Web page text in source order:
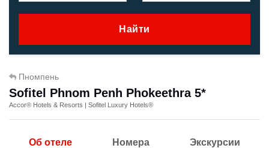
Найти
Пномпень
Sofitel Phnom Penh Phokeethra 5*
Accor® Hotels & Resorts | Sofitel Luxury Hotels®
Об отеле Номера Экскурсии